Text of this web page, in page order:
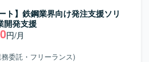
ト】鉄鋼業界向け発注支援ソリ
開発支援
円/月
務委託・フリーランス)